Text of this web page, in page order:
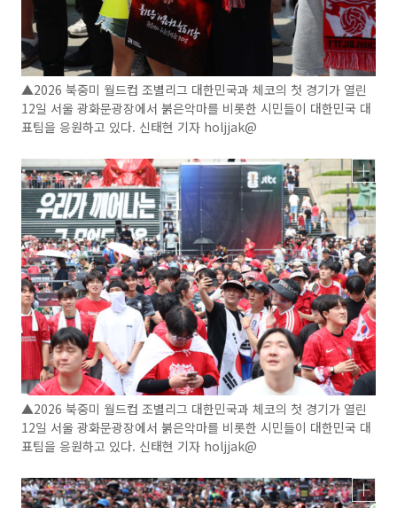
▲2026 북중미 월드컵 조별리그 대한민국과 체코의 첫 경기가 열린
12일 서울 광화문광장에서 붉은악마를 비롯한 시민들이 대한민국 대
표팀을 응원하고 있다. 신태현 기자 holjjak@
▲2026 북중미 월드컵 조별리그 대한민국과 체코의 첫 경기가 열린
12일 서울 광화문광장에서 붉은악마를 비롯한 시민들이 대한민국 대
표팀을 응원하고 있다. 신태현 기자 holjjak@